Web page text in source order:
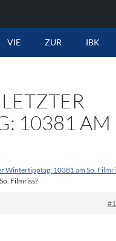
VIE ZUR IBK
10381 AM
Wintertipptag: 10381 am So.
Filmriss?